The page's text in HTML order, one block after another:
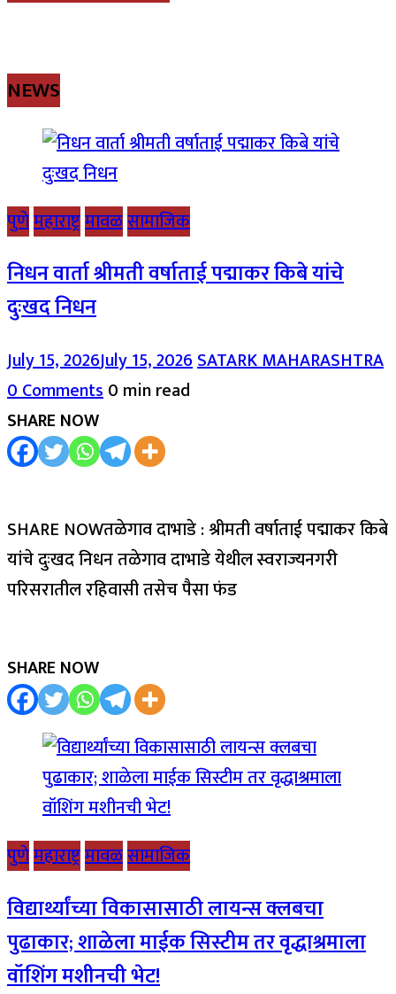
NEWS
पुणेमहाराष्ट्रमावळसामाजिक
निधन वार्ता श्रीमती वर्षाताई पद्माकर किबे यांचे
दुःखद निधन
July 15, 2026July 15, 2026SATARK MAHARASHTRA
0 Comments0 min read
SHARE NOW
SHARE NOWतळेगाव दाभाडे : श्रीमती वर्षाताई पद्माकर किबे
यांचे दुःखद निधन तळेगाव दाभाडे येथील स्वराज्यनगरी
परिसरातील रहिवासी तसेच पैसा फंड
SHARE NOW
पुणेमहाराष्ट्रमावळसामाजिक
विद्यार्थ्यांच्या विकासासाठी लायन्स क्लबचा
पुढाकार; शाळेला माईक सिस्टीम तर वृद्धाश्रमाला
वॉशिंग मशीनची भेट!